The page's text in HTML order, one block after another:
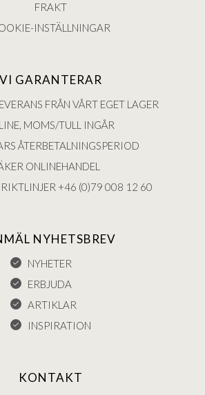
FRAKT
INSTÄLLNINGAR
VI GARANTERAR
FRÅN VÅRT EGET LAGER
MOMS/TULL INGÅR
ÅTERBETALNINGSPERIOD
ONLINEHANDEL
RIKTLINJER +46 (0)79 008 12 60
NYHETSBREV
NYHETER
ERBJUDA
ARTIKLAR
INSPIRATION
KONTAKT